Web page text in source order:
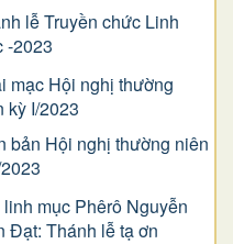
lễ Truyền chức Linh
-2023
mạc Hội nghị thường
kỳ I/2023
bản Hội nghị thường niên
linh mục Phêrô Nguyễn
Đạt: Thánh lễ tạ ơn